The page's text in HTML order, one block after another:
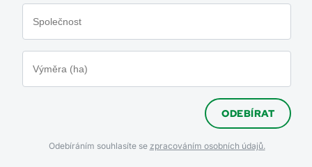
ODEBÍRAT
Odebíráním souhlasíte se zpracováním osobních údajů.